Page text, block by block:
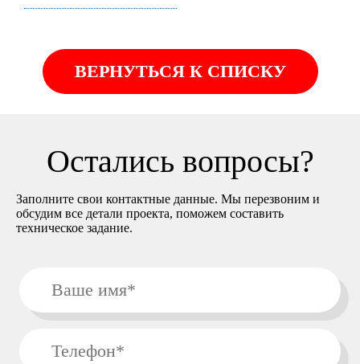
ВЕРНУТЬСЯ К СПИСКУ
Остались вопросы?
Заполните свои контактные данные. Мы перезвоним и
обсудим все детали проекта, поможем составить
техническое задание.